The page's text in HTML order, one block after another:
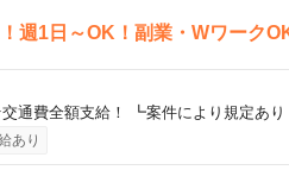
週1日～OK！副業・Wワーク
通費全額支給！ ┗案件により規定あ
あり